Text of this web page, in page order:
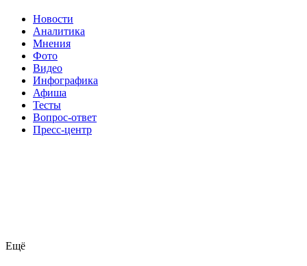
Новости
Аналитика
Мнения
Фото
Видео
Инфографика
Афиша
Тесты
Вопрос-ответ
Пресс-центр
Ещё